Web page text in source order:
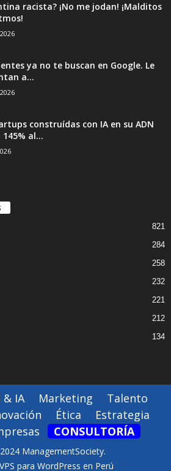
racista? ¡No me jodan! ¡Malditos
ya no te buscan en Google. Le
a...
construídas con IA en su ADN
145% al...
821
284
258
232
221
212
134
IA Marketing
Talento
Ética
Estrategia
CONSULTORÍA
ManagementSociety.
para WordPress en Perú